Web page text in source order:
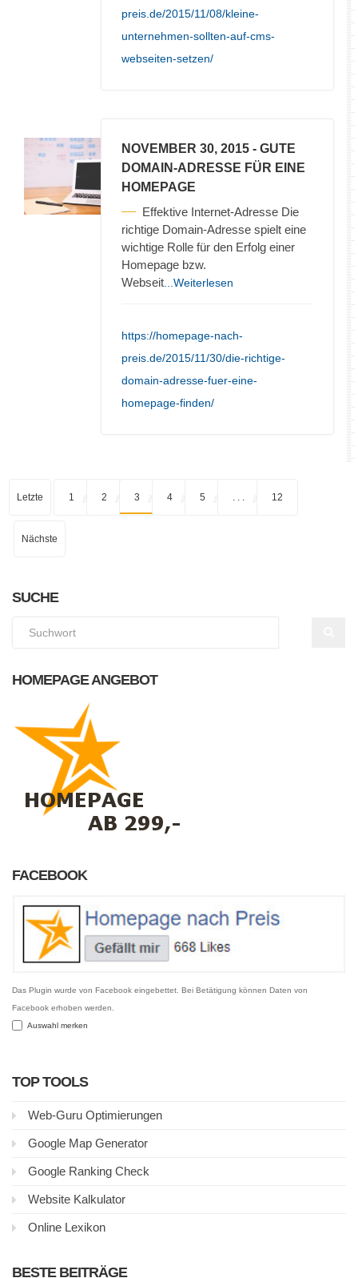
preis.de/2015/11/08/kleine-
unternehmen-sollten-auf-cms-
webseiten-setzen/
NOVEMBER 30, 2015 - GUTE
DOMAIN-ADRESSE FÜR EINE
HOMEPAGE
Effektive Internet-Adresse Die
richtige Domain-Adresse spielt eine
wichtige Rolle für den Erfolg einer
Homepage bzw.
Webseit ...Weiterlesen
https://homepage-nach-
preis.de/2015/11/30/die-richtige-
domain-adresse-fuer-eine-
homepage-finden/
Letzte 1 2 3 4 5 12
Nächste
SUCHE
HOMEPAGE ANGEBOT
FACEBOOK
Das Plugin wurde von Facebook eingebettet. Bei Betätigung können Daten von
Facebook erhoben werden.
Auswahl merken
TOP TOOLS
Web-Guru Optimierungen
Google Map Generator
Google Ranking Check
Website Kalkulator
Online Lexikon
BESTE BEITRÄGE